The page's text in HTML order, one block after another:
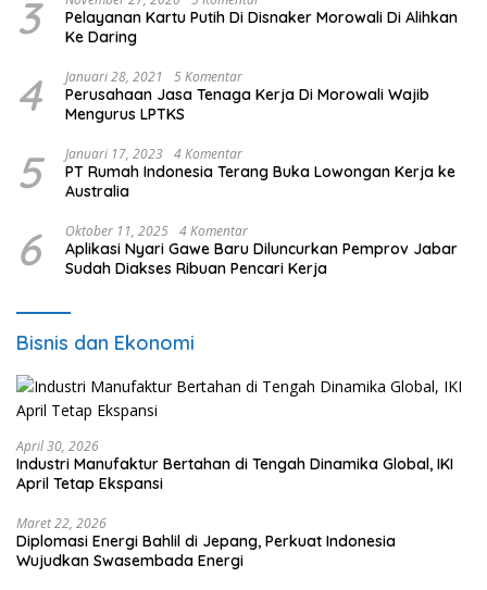
3
Pelayanan Kartu Putih Di Disnaker Morowali Di Alihkan
Ke Daring
4 Januari 28, 2021 5 Komentar
Perusahaan Jasa Tenaga Kerja Di Morowali Wajib
Mengurus LPTKS
5 Januari 17, 2023 4 Komentar
PT Rumah Indonesia Terang Buka Lowongan Kerja ke
Australia
6 Oktober 11, 2025 4 Komentar
Aplikasi Nyari Gawe Baru Diluncurkan Pemprov Jabar
Sudah Diakses Ribuan Pencari Kerja
Bisnis dan Ekonomi
April 30, 2026
Industri Manufaktur Bertahan di Tengah Dinamika Global, IKI
April Tetap Ekspansi
Maret 22, 2026
Diplomasi Energi Bahlil di Jepang, Perkuat Indonesia
Wujudkan Swasembada Energi